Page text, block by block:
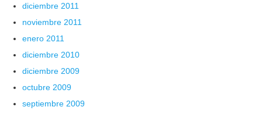
diciembre 2011
noviembre 2011
enero 2011
diciembre 2010
diciembre 2009
octubre 2009
septiembre 2009